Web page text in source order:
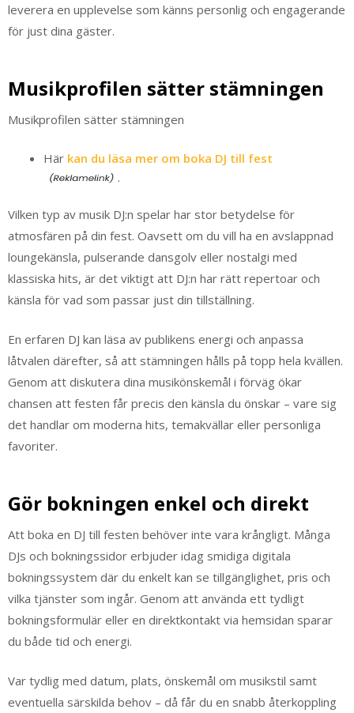
leverera en upplevelse som känns personlig och engagerande
för just dina gäster.
Musikprofilen sätter stämningen
Musikprofilen sätter stämningen
Här kan du läsa mer om boka DJ till fest
.
Vilken typ av musik DJ:n spelar har stor betydelse för
atmosfären på din fest. Oavsett om du vill ha en avslappnad
loungekänsla, pulserande dansgolv eller nostalgi med
klassiska hits, är det viktigt att DJ:n har rätt repertoar och
känsla för vad som passar just din tillställning.
En erfaren DJ kan läsa av publikens energi och anpassa
låtvalen därefter, så att stämningen hålls på topp hela kvällen.
Genom att diskutera dina musikönskemål i förväg ökar
chansen att festen får precis den känsla du önskar – vare sig
det handlar om moderna hits, temakvällar eller personliga
favoriter.
Gör bokningen enkel och direkt
Att boka en DJ till festen behöver inte vara krångligt. Många
DJs och bokningssidor erbjuder idag smidiga digitala
bokningssystem där du enkelt kan se tillgänglighet, pris och
vilka tjänster som ingår. Genom att använda ett tydligt
bokningsformulär eller en direktkontakt via hemsidan sparar
du både tid och energi.
Var tydlig med datum, plats, önskemål om musikstil samt
eventuella särskilda behov – då får du en snabb återkoppling